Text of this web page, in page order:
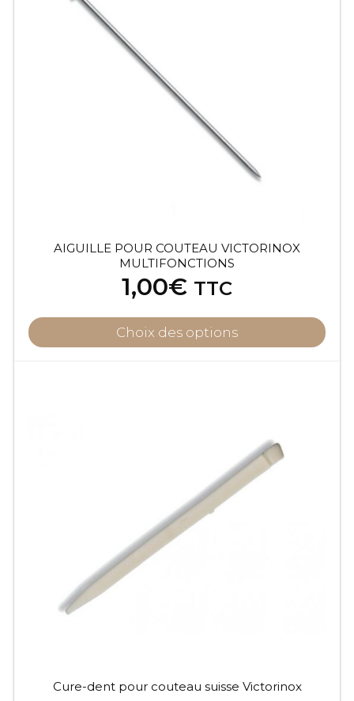
AIGUILLE POUR COUTEAU VICTORINOX
MULTIFONCTIONS
1,00€ TTC
Choix des options
Cure-dent pour couteau suisse Victorinox